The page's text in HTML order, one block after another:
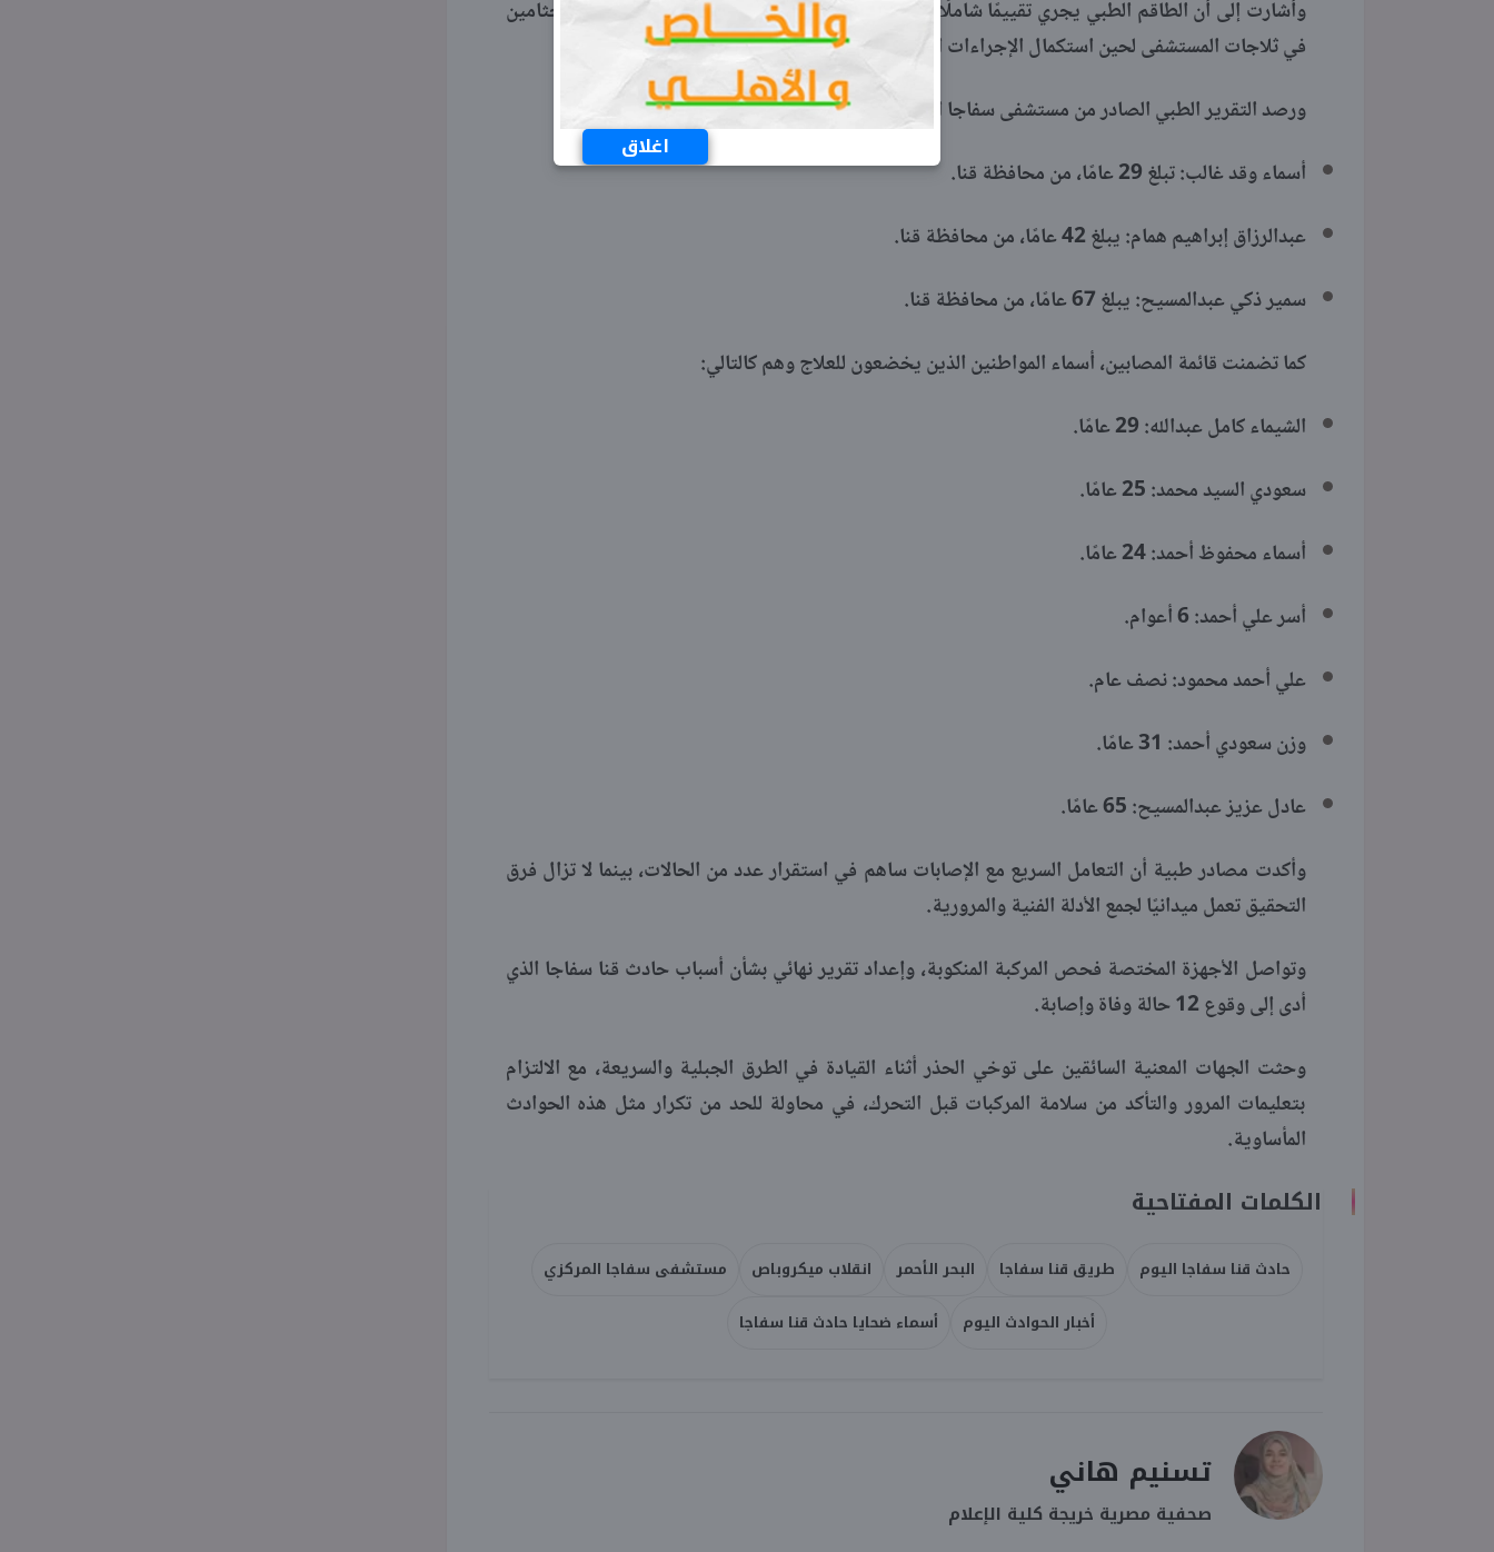
اغلاق
وأشارت إلى أن الطاقم الطبي يجري تقييمًا شاملًا للحالات لتحديد مدى خطورتها، في حين وُضعت الجثامين
في ثلاجات المستشفى لحين استكمال الإجراءات الرسمية.
ورصد التقرير الطبي الصادر من مستشفى سفاجا المركزي، أسماء المتوفين في حادث قنا سفاجا وهم:
أسماء وقد غالب: تبلغ 29 عامًا، من محافظة قنا.
عبدالرزاق إبراهيم همام: يبلغ 42 عامًا، من محافظة قنا.
سمير ذكي عبدالمسيح: يبلغ 67 عامًا، من محافظة قنا.
كما تضمنت قائمة المصابين، أسماء المواطنين الذين يخضعون للعلاج وهم كالتالي:
الشيماء كامل عبدالله: 29 عامًا.
سعودي السيد محمد: 25 عامًا.
أسماء محفوظ أحمد: 24 عامًا.
أسر علي أحمد: 6 أعوام.
علي أحمد محمود: نصف عام.
وزن سعودي أحمد: 31 عامًا.
عادل عزيز عبدالمسيح: 65 عامًا.
وأكدت مصادر طبية أن التعامل السريع مع الإصابات ساهم في استقرار عدد من الحالات، بينما لا تزال فرق
التحقيق تعمل ميدانيًا لجمع الأدلة الفنية والمرورية.
وتواصل الأجهزة المختصة فحص المركبة المنكوبة، وإعداد تقرير نهائي بشأن أسباب حادث قنا سفاجا الذي
أدى إلى وقوع 12 حالة وفاة وإصابة.
وحثت الجهات المعنية السائقين على توخي الحذر أثناء القيادة في الطرق الجبلية والسريعة، مع الالتزام
بتعليمات المرور والتأكد من سلامة المركبات قبل التحرك، في محاولة للحد من تكرار مثل هذه الحوادث
المأساوية.
الكلمات المفتاحية
حادث قنا سفاجا اليوم طريق قنا سفاجا البحر الأحمر انقلاب ميكروباص
مستشفى سفاجا المركزي
أخبار الحوادث اليوم
أسماء ضحايا حادث قنا سفاجا
تسنيم هاني
صحفية مصرية خريجة كلية الإعلام